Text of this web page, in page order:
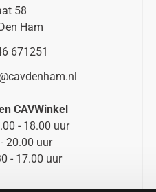
58
Ham
671251
CAVWinkel
- 18.00 uur
20.00 uur
- 17.00 uur